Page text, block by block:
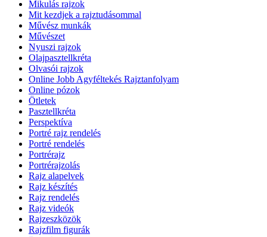
Mikulás rajzok
Mit kezdjek a rajztudásommal
Művész munkák
Művészet
Nyuszi rajzok
Olajpasztellkréta
Olvasói rajzok
Online Jobb Agyféltekés Rajztanfolyam
Online pózok
Ötletek
Pasztellkréta
Perspektíva
Portré rajz rendelés
Portré rendelés
Portrérajz
Portrérajzolás
Rajz alapelvek
Rajz készítés
Rajz rendelés
Rajz videók
Rajzeszközök
Rajzfilm figurák